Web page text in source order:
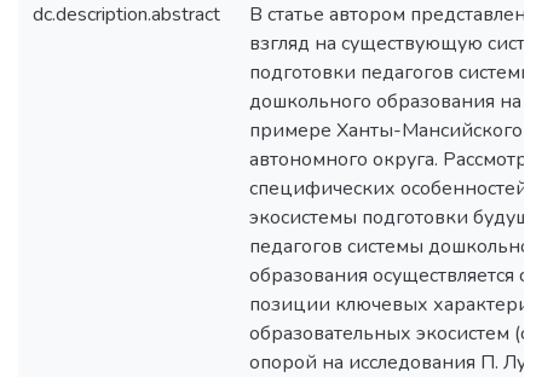
dc.description.abstract
В статье автором представлен
взгляд на существующую
подготовки педагогов системы
дошкольного образования на
примере Ханты-Мансийского
автономного округа.
специфических особенностей
экосистемы подготовки
педагогов системы
образования осуществляется с
позиции ключевых
образовательных экосистем (с
опорой на исследования П.